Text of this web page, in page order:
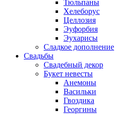
Тюльпаны
Хелеборус
Целлозия
Эуфорбия
Эухарисы
Сладкое дополнение
Свадьбы
Свадебный декор
Букет невесты
Анемоны
Васильки
Гвоздика
Георгины